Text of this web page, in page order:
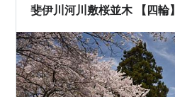
斐伊川河川敷桜並木 【四輪】